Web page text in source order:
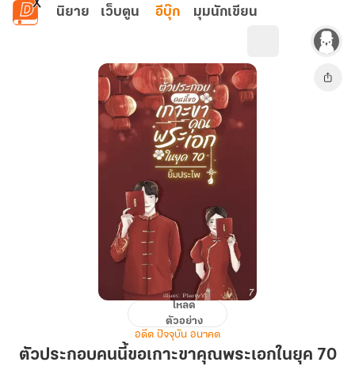
ข้ามไปยังเนื้อหาหลัก
นิยาย เว็บตูน อีบุ๊ก มุมนักเขียน
ตัวประกอบ
นี้
โหลด
ตัวอย่าง
อดีต ปัจจุบัน อนาคต
ตัวประกอบคนนี้ขอเกาะขาคุณพระเอกในยุค 70